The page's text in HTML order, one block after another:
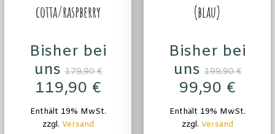
cotta/raspberry
Bisher bei
uns 179,90€
119,90 €
Enthält 19% MwSt.
zzgl. Versand
(blau)
Bisher bei
uns 199,90€
99,90 €
Enthält 19% MwSt.
zzgl. Versand